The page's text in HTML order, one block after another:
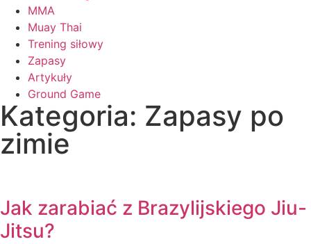
MMA
Muay Thai
Trening siłowy
Zapasy
Artykuły
Ground Game
Kategoria: Zapasy po
zimie
Jak zarabiać z Brazylijskiego Jiu-
Jitsu?